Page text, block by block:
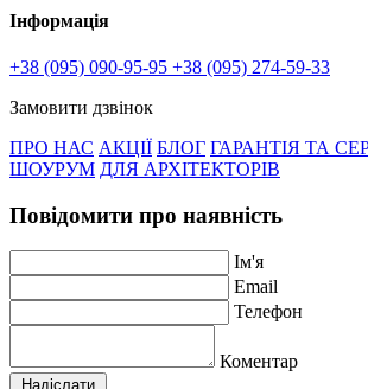
Інформація
+38 (095) 090-95-95 +38 (095) 274-59-33
Замовити дзвінок
ПРО НАС АКЦІЇ БЛОГ ГАРАНТІЯ ТА
ШОУРУМ ДЛЯ АРХІТЕКТОРІВ
Повідомити про наявність
Ім'я
Email
Телефон
Коментар
Надіслати